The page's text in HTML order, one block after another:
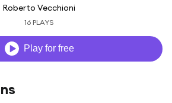
Roberto Vecchioni
16 PLAYS
Play for free